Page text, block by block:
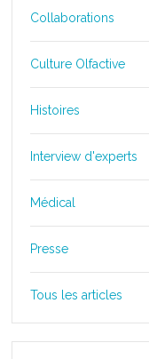
Collaborations
Culture Olfactive
Histoires
Interview d'experts
Médical
Presse
Tous les articles